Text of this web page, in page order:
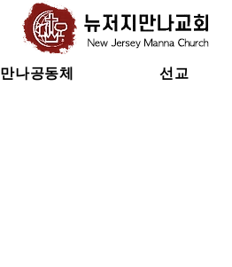
만나공동체 선교